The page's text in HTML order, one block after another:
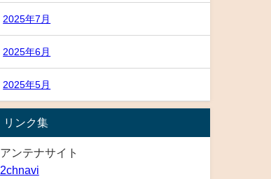
2025年7月
2025年6月
2025年5月
リンク集
アンテナサイト
2chnavi